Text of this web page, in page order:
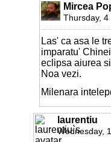
Mircea
Thursday,
Las' ca asa le
imparatu'
eclipsa aiurea
Noa vezi.
Milenara
laurentiu
Wednesday,